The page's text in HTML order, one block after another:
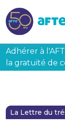
Adhérer à
la gratuité de
La Lettre du